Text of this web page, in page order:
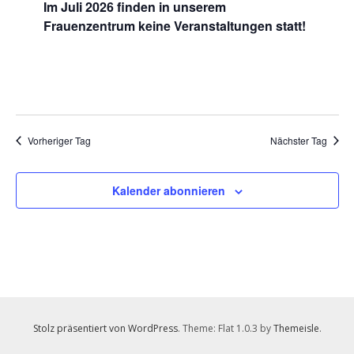
2026
Im Juli 2026 finden in unserem
Frauenzentrum keine Veranstaltungen statt!
Vorheriger Tag Nächster Tag
Kalender abonnieren
Stolz präsentiert von WordPress. Theme: Flat 1.0.3 byThemeisle.